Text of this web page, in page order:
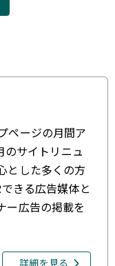
ページの月間ア
サイトリニュ
とした多くの方
きる広告媒体と
ー広告の掲載を
詳細を見る